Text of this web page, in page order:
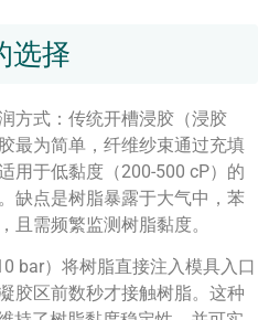
选择
方式：传统开槽浸胶（浸胶
最为简单，纤维纱束通过充填
用于低黏度（200-500 cP）的
缺点是树脂暴露于大气中，苯
且需频繁监测树脂黏度。
bar）将树脂直接注入模具入口
胶区前数秒才接触树脂。这种